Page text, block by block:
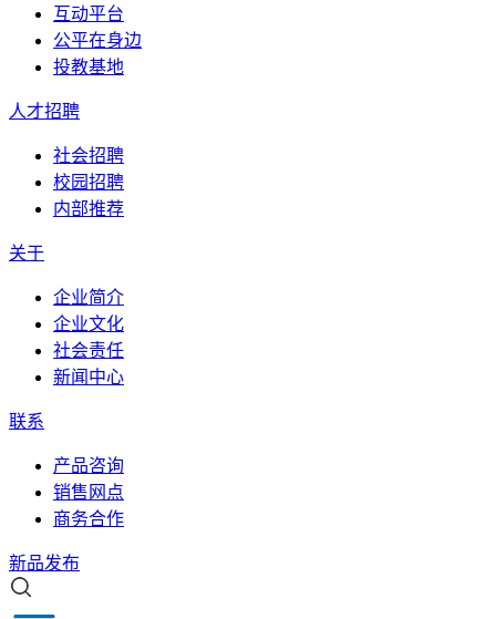
互动平台
公平在身边
投教基地
人才招聘
社会招聘
校园招聘
内部推荐
关于
企业简介
企业文化
社会责任
新闻中心
联系
产品咨询
销售网点
商务合作
新品发布